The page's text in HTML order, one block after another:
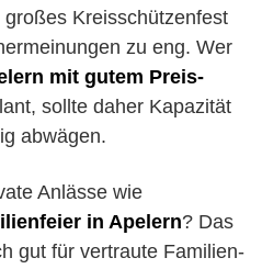
Kreisschützenfest
zu eng. Wer
mit gutem Preis-
sollte daher Kapazität
abwägen.
Anlässe wie
in Apelern? Das
gut für vertraute Familien-